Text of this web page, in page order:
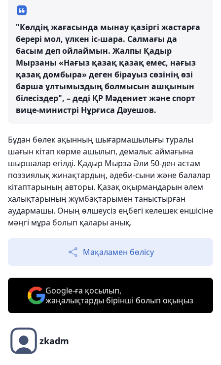
"Көлдің жағасында мынау қазіргі жастарға
берері мол, үлкен іс-шара. Салмағы да
басым деп ойлаймын. Жалпы Қадыр
Мырзаны «Нағыз қазақ қазақ емес, нағыз
қазақ домбыра» деген бірауыз сөзінің өзі
барша ұлтымыздың болмысын ашқынын
білесіздер", – деді ҚР Мәдениет және спорт
вице-министрі Нұрғиса Дәуешов.
Бұдан бөлек ақынның шығармашылығы туралы
шағын кітап көрме ашылып, демалыс аймағына
шыршалар егілді. Қадыр Мырза Әли 50-ден астам
поэзиялық жинақтардың, әдеби-сыни және балалар
кітаптарының авторы. Қазақ оқырмандарын әлем
халықтарының жұмбақтарымен таныстырған
аудармашы. Оның өлшеусіз еңбегі келешек еншісіне
мәңгі мұра болып қалары анық.
Мақаламен бөлісу
Google-ға қосылып,
жаңалықтарды бірінші болып оқыңыз
zkadm